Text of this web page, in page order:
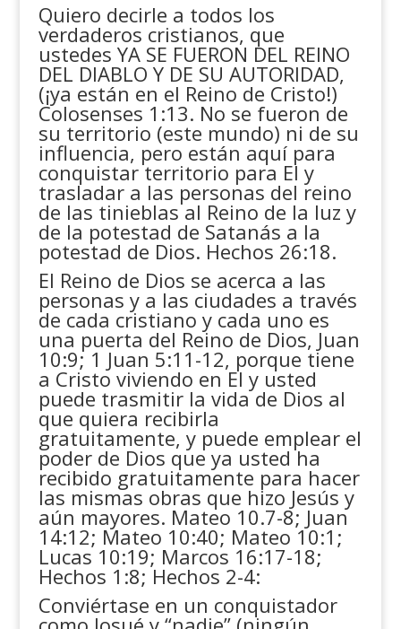
Quiero decirle a todos los
verdaderos cristianos, que
ustedes YA SE FUERON DEL REINO
DEL DIABLO Y DE SU AUTORIDAD,
(¡ya están en el Reino de Cristo!)
Colosenses 1:13. No se fueron de
su territorio (este mundo) ni de su
influencia, pero están aquí para
conquistar territorio para El y
trasladar a las personas del reino
de las tinieblas al Reino de la luz y
de la potestad de Satanás a la
potestad de Dios. Hechos 26:18.
El Reino de Dios se acerca a las
personas y a las ciudades a través
de cada cristiano y cada uno es
una puerta del Reino de Dios, Juan
10:9; 1 Juan 5:11-12, porque tiene
a Cristo viviendo en El y usted
puede trasmitir la vida de Dios al
que quiera recibirla
gratuitamente, y puede emplear el
poder de Dios que ya usted ha
recibido gratuitamente para hacer
las mismas obras que hizo Jesús y
aún mayores. Mateo 10.7-8; Juan
14:12; Mateo 10:40; Mateo 10:1;
Lucas 10:19; Marcos 16:17-18;
Hechos 1:8; Hechos 2-4:
Conviértase en un conquistador